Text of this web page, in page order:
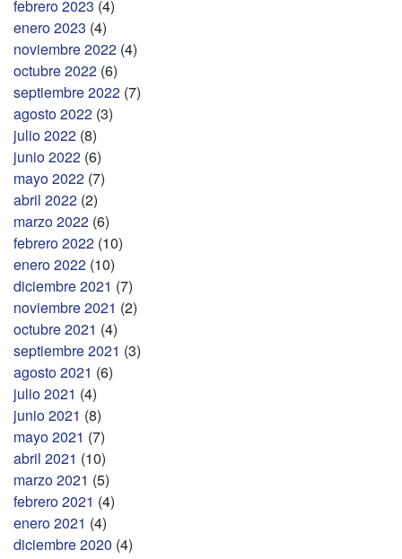
febrero 2023 (4)
enero 2023 (4)
noviembre 2022 (4)
octubre 2022 (6)
septiembre 2022 (7)
agosto 2022 (3)
julio 2022 (8)
junio 2022 (6)
mayo 2022 (7)
abril 2022 (2)
marzo 2022 (6)
febrero 2022 (10)
enero 2022 (10)
diciembre 2021 (7)
noviembre 2021 (2)
octubre 2021 (4)
septiembre 2021 (3)
agosto 2021 (6)
julio 2021 (4)
junio 2021 (8)
mayo 2021 (7)
abril 2021 (10)
marzo 2021 (5)
febrero 2021 (4)
enero 2021 (4)
diciembre 2020 (4)